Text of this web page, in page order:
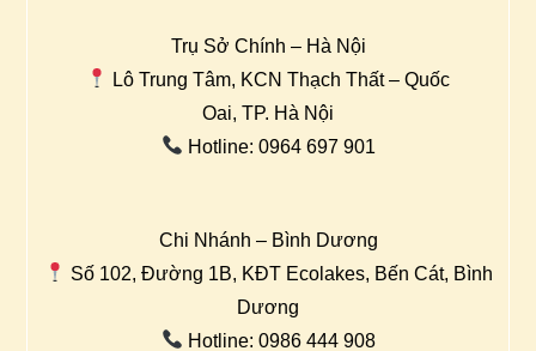
Trụ Sở Chính – Hà Nội
Lô Trung Tâm, KCN Thạch Thất – Quốc
Oai, TP. Hà Nội
Hotline: 0964 697 901
Chi Nhánh – Bình Dương
Số 102, Đường 1B, KĐT Ecolakes, Bến Cát, Bình
Dương
Hotline: 0986 444 908